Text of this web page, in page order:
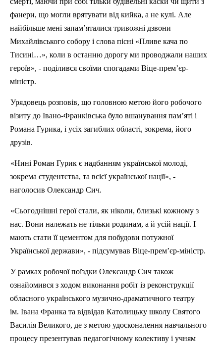
фанери, що могли врятувати від кийка, а не кулі. Але
найбільше мені запам’яталися тривожні дзвони
Михайлівського собору і слова пісні «Пливе кача по
Тисині…», коли в останню дорогу ми проводжали наших
героїв», - поділився своїми спогадами Віце-прем’єр-
міністр.
Урядовець розповів, що головною метою його робочого
візиту до Івано-Франківська було вшанування пам’яті і
Романа Гурика, і усіх загиблих області, зокрема, його
друзів.
«Нині Роман Гурик є надбанням української молоді,
зокрема студентства, та всієї української нації», -
наголосив Олександр Сич.
«Сьогоднішні герої стали, як ніколи, близькі кожному з
нас. Вони належать не тільки родинам, а й усій нації. І
мають стати її цементом для побудови потужної
Української держави», - підсумував Віце-прем’єр-міністр.
У рамках робочої поїздки Олександр Сич також
ознайомився з ходом виконання робіт із реконструкції
обласного українського музично-драматичного театру
ім. Івана Франка та відвідав Католицьку школу Святого
Василія Великого, де з метою удосконалення навчального
процесу презентував педагогічному колективу і учням